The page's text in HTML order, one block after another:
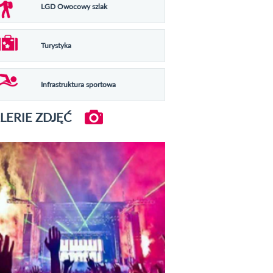
LGD Owocowy szlak
Turystyka
Infrastruktura sportowa
ZDJĘĆ